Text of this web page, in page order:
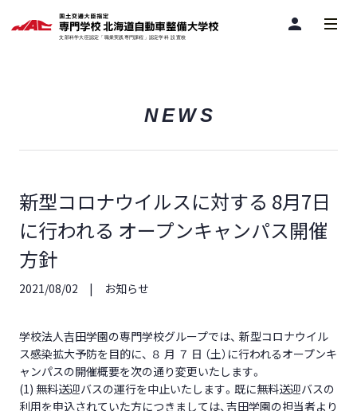
person
NEWS
新型コロナウイルスに対する 8月7日
に行われる オープンキャンパス開催
方針
2021/08/02 お知らせ
学校法人吉田学園の専門学校グループでは、 新型コロナウイル
ス感染拡大予防を目的に、 ８ 月 ７ 日 （土）に行われるオープンキ
ャンパスの開催概要を次の通り変更いたします。
(1) 無料送迎バスの運行を中止いたします。既に無料送迎バスの
利用を申込されていた方につきましては、吉田学園の担当者より